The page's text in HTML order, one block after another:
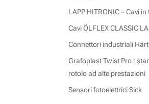
LAPP HITRONIC – Cavi
Cavi ÖLFLEX CLASSIC
Connettori industriali
Grafoplast Twist Pro :
rotolo ad alte prestazioni
Sensori fotoelettrici Sick